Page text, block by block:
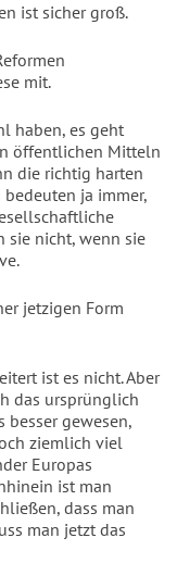
ist sicher groß.
mit.
haben, es geht
öffentlichen Mitteln
die richtig harten
ja immer,
sie nicht, wenn sie
jetzigen Form
ist es nicht. Aber
das ursprünglich
gewesen,
ziemlich viel
Europas
ist man
dass man
man jetzt das